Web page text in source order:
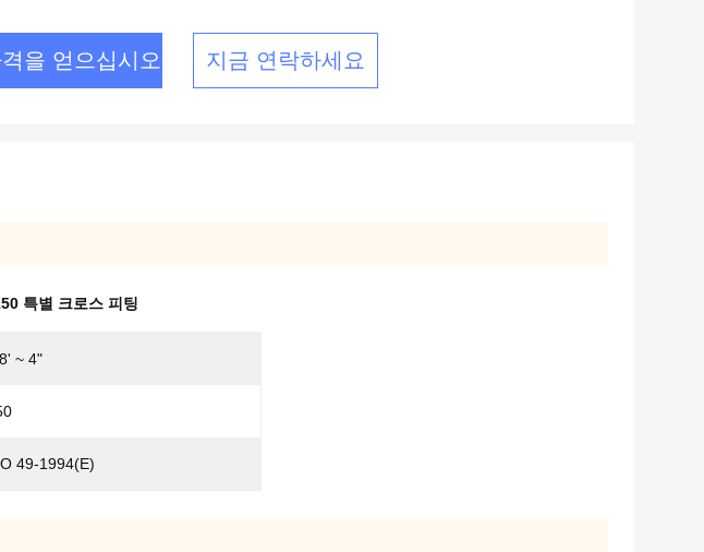
을 얻으십시오 지금 연락하세요
특별 크로스 피팅
~ 4"
49-1994(E)